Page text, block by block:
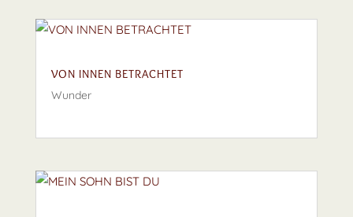
VON INNEN BETRACHTET
Wunder